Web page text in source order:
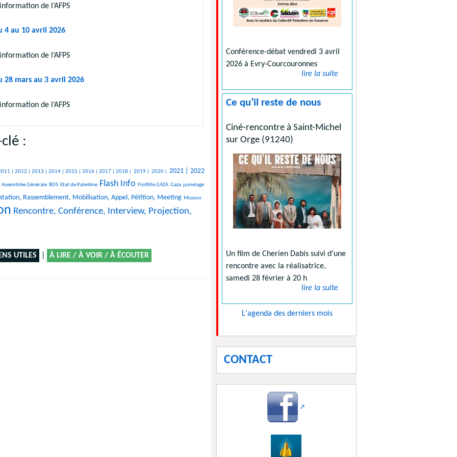
de l’AFPS
4 au 10 avril 2026
de l’AFPS
28 mars au 3 avril 2026
de l’AFPS
:
| 2012 | 2013 | 2014 | 2015 | 2016 | 2017 | 2018 | 2019 | 2020 | 2021 |
2022
Assemblée Générale BDS Etat de Palestine Flash Info Flottille GAZA Gaza jumelage
Rassemblement, Mobilisation, Appel, Pétition, Meeting Mission
Rencontre, Conférence, Interview, Projection,
UTILES À LIRE / À VOIR / À ÉCOUTER
Conférence-débat vendredi 3 avril
2026 à Evry-Courcouronnes
lire la suite
Ce qu’il reste de nous
Ciné-rencontre à Saint-Michel
sur Orge (91240)
Un film de Cherien Dabis suivi d’une
rencontre avec la réalisatrice,
samedi 28 février à 20 h
lire la suite
L'agenda des derniers mois
CONTACT